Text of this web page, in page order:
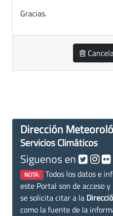
Gracias.
Dirección
Servicios Climáticos
Siguenos en
NOTA: Todos los datos e
este Portal son de acceso
se solicita citar a la
como la fuente de la